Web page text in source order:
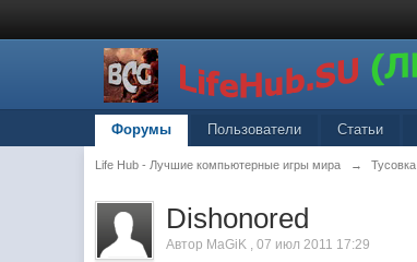
Форумы Пользователи Статьи
Life Hub - Лучшие компьютерные игры мира → Тусовка
Dishonored
Автор MaGiK ,07 июл 2011 17:29